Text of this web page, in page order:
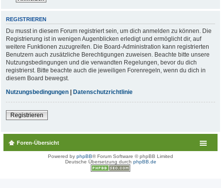
REGISTRIEREN
Du musst in diesem Forum registriert sein, um dich anmelden zu können. Die
Registrierung ist in wenigen Augenblicken erledigt und ermöglicht dir, auf
weitere Funktionen zuzugreifen. Die Board-Administration kann registrierten
Benutzern auch zusätzliche Berechtigungen zuweisen. Beachte bitte unsere
Nutzungsbedingungen und die verwandten Regelungen, bevor du dich
registrierst. Bitte beachte auch die jeweiligen Forenregeln, wenn du dich in
diesem Board bewegst.
Nutzungsbedingungen | Datenschutzrichtlinie
Registrieren
Foren-Übersicht
Powered by phpBB® Forum Software © phpBB Limited
Deutsche Übersetzung durch phpBB.de